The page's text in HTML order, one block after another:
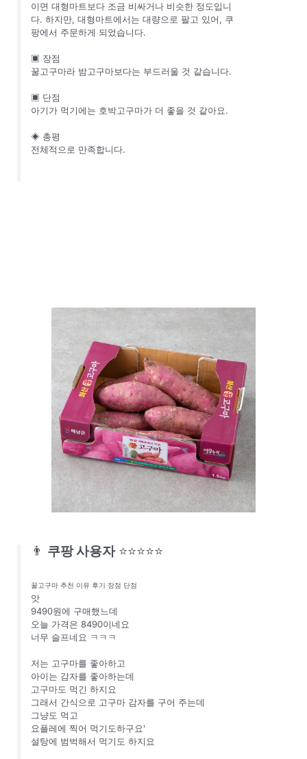
이면 대형마트보다 조금 비싸거나 비슷한 정도입니
다. 하지만, 대형마트에서는 대량으로 팔고 있어, 쿠
팡에서 주문하게 되었습니다.
▣ 장점
꿀고구마라 밤고구마보다는 부드러울 것 같습니다.
▣ 단점
아기가 먹기에는 호박고구마가 더 좋을 것 같아요.
◈ 총평
전체적으로 만족합니다.
👨 쿠팡 사용자 ⭐⭐⭐⭐⭐
꿀고구마 추천 이유 후기 장점 단점
앗
9490원에 구매했느데
오늘 가격은 8490이네요
너무 슬프네요 ㅋㅋㅋ
저는 고구마를 좋아하고
아이는 감자를 좋아하는데
고구마도 먹긴 하지요
그래서 간식으로 고구마 감자를 구어 주는데
그냥도 먹고
요플레에 찍어 먹기도하구요'
설탕에 범벅해서 먹기도 하지요